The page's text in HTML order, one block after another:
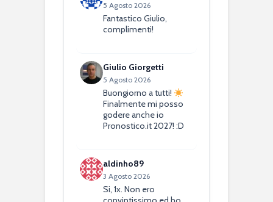
5 Agosto 2026
Fantastico Giulio,
complimenti!
Giulio Giorgetti
5 Agosto 2026
Buongiorno a tutti!
Finalmente mi posso
godere anche io
Pronostico.it 2027! :D
aldinho89
3 Agosto 2026
Si, 1x. Non ero